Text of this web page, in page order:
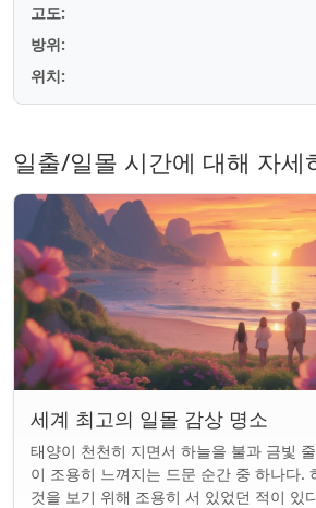
고도:
방위:
위치:
일출/일몰 시간에 대해 자세
세계 최고의 일몰 감상 명소
태양이 천천히 지면서 하늘을 불과 금빛
이 조용히 느껴지는 드문 순간 중 하나다.
것을 보기 위해 조용히 서 있었던 적이 있